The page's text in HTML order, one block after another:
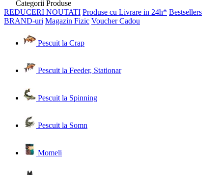
Categorii Produse
REDUCERI NOUTATI Produse cu Livrare in 24h* Bestsellers
BRAND-uri Magazin Fizic Voucher Cadou
Pescuit la Crap
Pescuit la Feeder, Stationar
Pescuit la Spinning
Pescuit la Somn
Momeli